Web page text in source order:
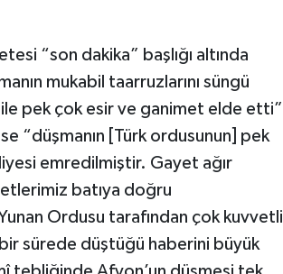
“son dakika” başlığı altında
mukabil taarruzlarını süngü
pek çok esir ve ganimet elde etti”
“düşmanın [Türk ordusunun] pek
emredilmiştir. Gayet ağır
batıya doğru
Ordusu tarafından çok kuvvetli
sürede düştüğü haberini büyük